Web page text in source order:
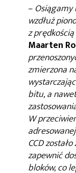
–
wzdłuż
z
Maarten
zmierzona
bitu, a
W
CCD
zapewnić
bloków, co